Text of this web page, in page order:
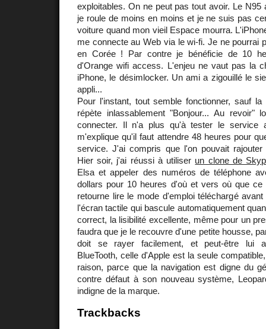
exploitables. On ne peut pas tout avoir. Le N95
je roule de moins en moins et je ne suis pas
voiture quand mon vieil Espace mourra.
me connecte au Web via le wi-fi. Je ne pourrai
en Corée ! Par contre je bénéficie de 10
d'Orange wifi access. L'enjeu ne vaut pas la
iPhone, le désimlocker. Un ami a zigouillé le
appli...
Pour l'instant, tout semble fonctionner, sauf
répète inlassablement "Bonjour... Au revoir"
connecter. Il n'a plus qu'à tester le service
m'explique qu'il faut attendre 48 heures pour
service. J'ai compris que l'on pouvait
Hier soir, j'ai réussi à utiliser un clone de
Elsa et appeler des numéros de téléphone
dollars pour 10 heures d'où et vers où que
retourne lire le mode d'emploi téléchargé
l'écran tactile qui bascule automatiquement
correct, la lisibilité excellente, même pour un
faudra que je le recouvre d'une petite housse,
doit se rayer facilement, et peut-être lui
BlueTooth, celle d'Apple est la seule
raison, parce que la navigation est digne du
contre défaut à son nouveau système,
indigne de la marque.
Trackbacks